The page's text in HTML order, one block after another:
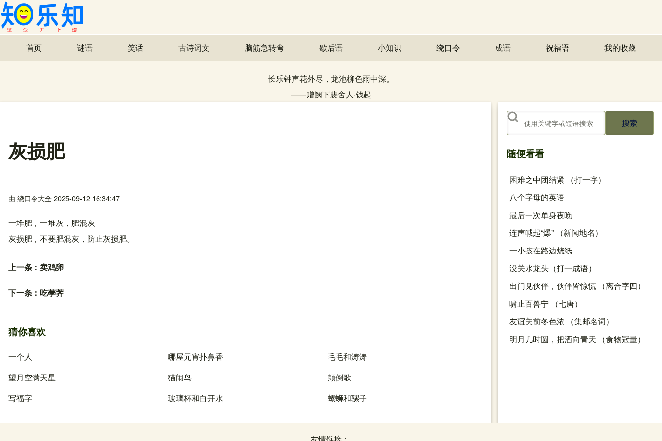
主导航
首页 谜语 笑话 古诗词文 脑筋急转弯 歇后语 小知识 绕口令 成语 祝福语 我的收藏(opens in
长乐钟声花外尽，龙池柳色雨中深。
——赠阙下裴舍人·钱起
灰损肥
由 绕口令大全2025-09-12 16:34:47
一堆肥，一堆灰，肥混灰，
灰损肥，不要肥混灰，防止灰损肥。
上一条： 卖鸡卵
下一条： 吃荸荠
猜你喜欢
一个人 哪屋元宵扑鼻香
毛毛和涛涛
望月空满天星
猫闹鸟
颠倒歌
写福字
玻璃杯和白开水 螺蛳和骡子
搜索
随便看看
困难之中团结紧 （打一字）
八个字母的英语
最后一次单身夜晚
连声喊起“爆” （新闻地名）
一小孩在路边烧纸
没关水龙头（打一成语）
出门见伙伴，伙伴皆惊慌 （离合字四）
啸止百兽宁 （七唐）
友谊关前冬色浓 （集邮名词）
明月几时圆，把酒向青天 （食物冠量）
友情链接：